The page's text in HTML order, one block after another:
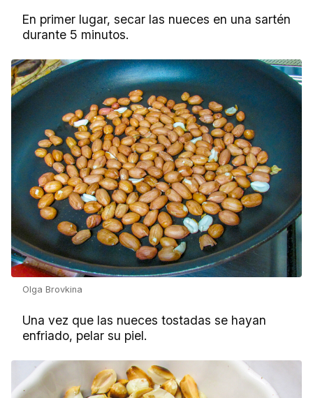
En primer lugar, secar las nueces en una sartén
durante 5 minutos.
Olga Brovkina
Una vez que las nueces tostadas se hayan
enfriado, pelar su piel.